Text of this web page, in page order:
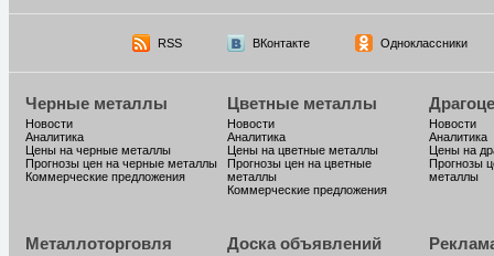
RSS ВКонтакте Одноклассники
Черные металлы
Новости
Аналитика
Цены на черные металлы
Прогнозы цен на черные металлы
Коммерческие предложения
Цветные металлы
Новости
Аналитика
Цены на цветные металлы
Прогнозы цен на цветные
металлы
Коммерческие предложения
Новости
Аналитика
Цены на
Прогнозы
металлы
Металлоторговля Доска объявлений